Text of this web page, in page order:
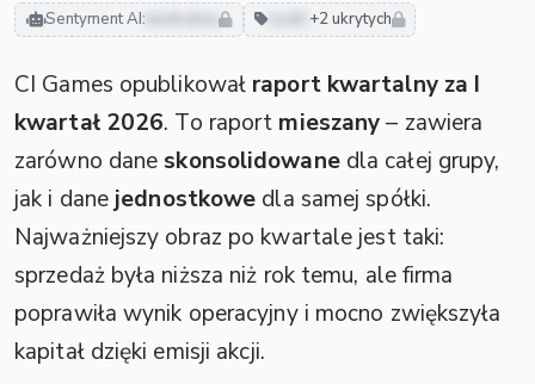
Sentyment AI: neutralny +2 ukrytych
CI Games opublikował raport kwartalny za I
kwartał 2026. To raport mieszany– zawiera
zarówno dane skonsolidowanedla całej grupy,
jak i dane jednostkowe dla samej spółki.
Najważniejszy obraz po kwartale jest taki:
sprzedaż była niższa niż rok temu, ale firma
poprawiła wynik operacyjny i mocno zwiększyła
kapitał dzięki emisji akcji.